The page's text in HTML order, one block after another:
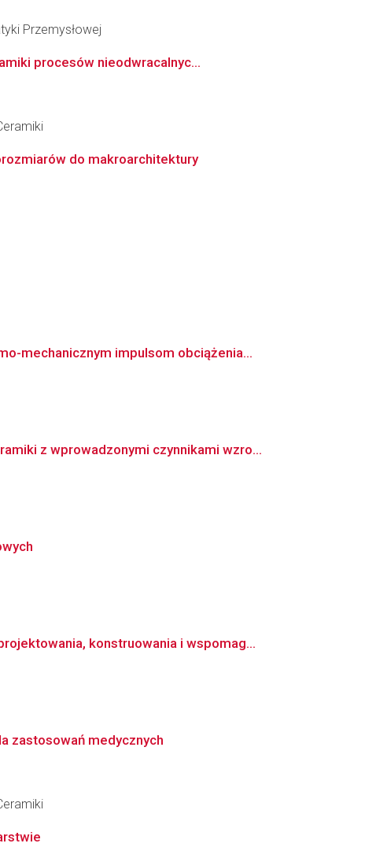
Przemysłowej
procesów nieodwracalnyc...
do makroarchitektury
mechanicznym impulsom obciążenia...
z wprowadzonymi czynnikami wzro...
konstruowania i wspomag...
zastosowań medycznych